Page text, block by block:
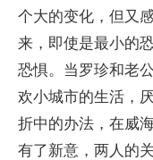
个大的变化，但又
来，即使是最小的
恐惧。当罗珍和老
欢小城市的生活，
折中的办法，在威
有了新意，两人的